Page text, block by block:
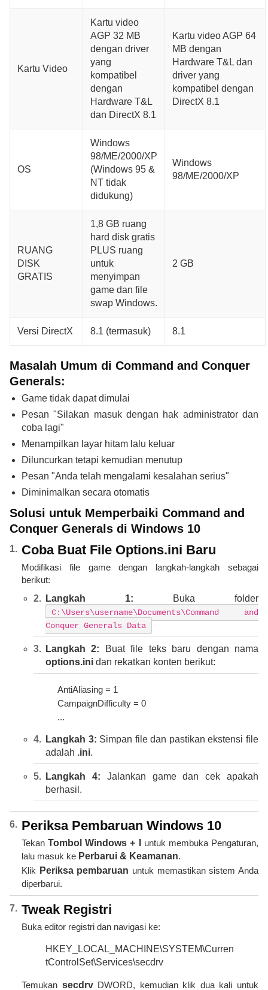
Kartu Video
Kartu video
AGP 32 MB
dengan driver
yang
kompatibel
dengan
Hardware T&L
dan DirectX 8.1
Kartu video AGP 64
MB dengan
Hardware T&L dan
driver yang
kompatibel dengan
DirectX 8.1
OS
Windows
98/ME/2000/XP
(Windows 95 &
NT tidak
didukung)
Windows
98/ME/2000/XP
RUANG
DISK
GRATIS
1,8 GB ruang
hard disk gratis
PLUS ruang
untuk
menyimpan
game dan file
swap Windows.
2 GB
Versi DirectX 8.1 (termasuk) 8.1
Masalah Umum di Command and Conquer
Generals:
Game tidak dapat dimulai
Pesan "Silakan masuk dengan hak administrator dan
coba lagi"
Menampilkan layar hitam lalu keluar
Diluncurkan tetapi kemudian menutup
Pesan "Anda telah mengalami kesalahan serius"
Diminimalkan secara otomatis
Solusi untuk Memperbaiki Command and
Conquer Generals di Windows 10
Coba Buat File Options.ini Baru
Modifikasi file game dengan langkah-langkah sebagai
berikut:
Langkah 1: Buka folder
C:\Users\username\Documents\Command and
Conquer Generals Data
Langkah 2: Buat file teks baru dengan nama
options.ini dan rekatkan konten berikut:
AntiAliasing = 1
CampaignDifficulty = 0
...
Langkah 3: Simpan file dan pastikan ekstensi file
adalah .ini.
Langkah 4: Jalankan game dan cek apakah
berhasil.
Periksa Pembaruan Windows 10
TekanTombol Windows + I
untuk membuka Pengaturan,
lalu masuk ke Perbarui & Keamanan.
Klik Periksa pembaruan untuk memastikan sistem Anda
diperbarui.
Tweak Registri
Buka editor registri dan navigasi ke:
HKEY_LOCAL_MACHINE\SYSTEM\Curren
tControlSet\Services\secdrv
Temukan secdrvDWORD, kemudian klik dua kali untuk